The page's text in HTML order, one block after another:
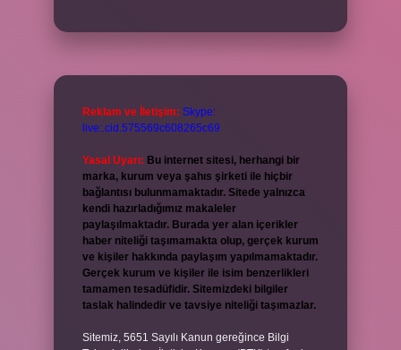
Reklam ve İletişim: Skype:
live:.cid.575569c608265c69
Yasal Uyarı: Bu internet sitesi, herhangi bir
marka, kurum veya şahıs şirketi ile hiçbir
bağlantısı bulunmamaktadır. Sitede yalnızca
kendi hazırladığımız makaleler
paylaşılmaktadır. Burada yer alan içerikler
haber niteliği taşımamakta olup, gerçek kurum
ve kişiler hakkında paylaşım yapılmamaktadır.
Gerçek kurum ve kişiler ile isim benzerlikleri
tamamen tesadüfidir. Sitemizdeki bilgiler
taslak halindedir ve tavsiye niteliği taşımazlar.
Sitemiz, 5651 Sayılı Kanun gereğince Bilgi